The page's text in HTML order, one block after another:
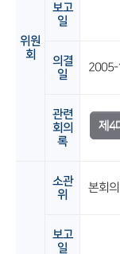
위원
회
보고
일
의결
일
관련
회의
록
제4
소관
위
본회의
보고
일